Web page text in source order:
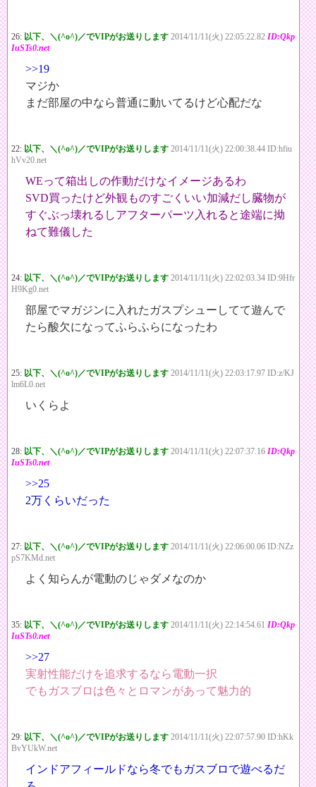
26: 以下、＼(^o^)／でVIPがお送りします 2014/11/11(火) 22:05:22.82 ID:Qkp
IuSTs0.net
>>19
マジか
まだ部屋の中なら普通に動いてるけど心配だな
22: 以下、＼(^o^)／でVIPがお送りします 2014/11/11(火) 22:00:38.44 ID:hfiu
hVv20.net
WEって箱出しの作動だけなイメージあるわ
SVD買ったけど外観ものすごくいい加減だし臓物が
すぐぶっ壊れるしアフターパーツ入れると途端に拗
ねて難儀した
24: 以下、＼(^o^)／でVIPがお送りします 2014/11/11(火) 22:02:03.34 ID:9Hfr
H9Kg0.net
部屋でマガジンに入れたガスプシューしてて遊んで
たら酸欠になってふらふらになったわ
25: 以下、＼(^o^)／でVIPがお送りします 2014/11/11(火) 22:03:17.97 ID:z/KJ
lm6L0.net
いくらよ
28: 以下、＼(^o^)／でVIPがお送りします 2014/11/11(火) 22:07:37.16 ID:Qkp
IuSTs0.net
>>25
2万くらいだった
27: 以下、＼(^o^)／でVIPがお送りします 2014/11/11(火) 22:06:00.06 ID:NZz
pS7KMd.net
よく知らんが電動のじゃダメなのか
35: 以下、＼(^o^)／でVIPがお送りします 2014/11/11(火) 22:14:54.61 ID:Qkp
IuSTs0.net
>>27
実射性能だけを追求するなら電動一択
でもガスブロは色々とロマンがあって魅力的
29: 以下、＼(^o^)／でVIPがお送りします 2014/11/11(火) 22:07:57.90 ID:hKk
BvYUkW.net
インドアフィールドなら冬でもガスブロで遊べるだ